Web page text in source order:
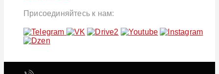
Присоединяйтесь к нам: